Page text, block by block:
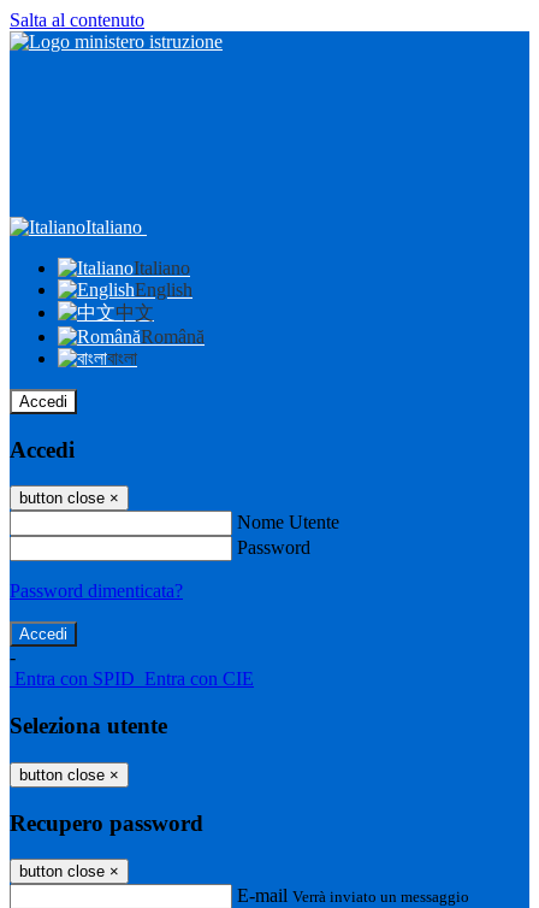
Salta al contenuto
Italiano
Italiano
English
中文
Română
বাংলা
Accedi
Accedi
button close ×
Nome Utente
Password
Password dimenticata?
-
Entra con SPID Entra con CIE
Seleziona utente
button close ×
Recupero password
button close ×
E-mail Verrà inviato un messaggio